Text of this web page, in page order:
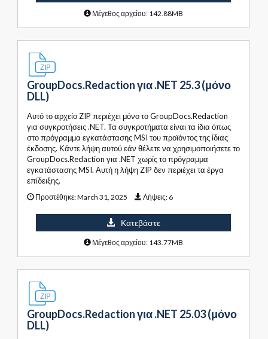
Μέγεθος αρχείου: 142.88MB
GroupDocs.Redaction για .NET 25.3 (μόνο
DLL)
Αυτό το αρχείο ZIP περιέχει μόνο το GroupDocs.Redaction
για συγκροτήσεις .NET. Τα συγκροτήματα είναι τα ίδια όπως
στο πρόγραμμα εγκατάστασης MSI του προϊόντος της ίδιας
έκδοσης. Κάντε λήψη αυτού εάν θέλετε να χρησιμοποιήσετε το
GroupDocs.Redaction για .NET χωρίς το πρόγραμμα
εγκατάστασης MSI. Αυτή η λήψη ZIP δεν περιέχει τα έργα
επίδειξης.
Προστέθηκε:March 31, 2025 Λήψεις: 6
Κατεβάστε
Μέγεθος αρχείου: 143.77MB
GroupDocs.Redaction για .NET 25.03 (μόνο
DLL)